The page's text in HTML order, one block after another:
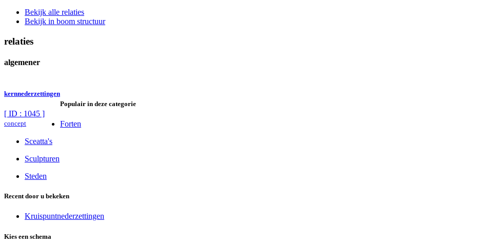
Bekijk alle relaties
Bekijk in boom structuur
relaties
algemener
kernnederzettingen
[ ID : 1045 ]
concept
Populair in deze categorie
Forten
Sceatta's
Sculpturen
Steden
Recent door u bekeken
Kruispuntnederzettingen
Kies een schema